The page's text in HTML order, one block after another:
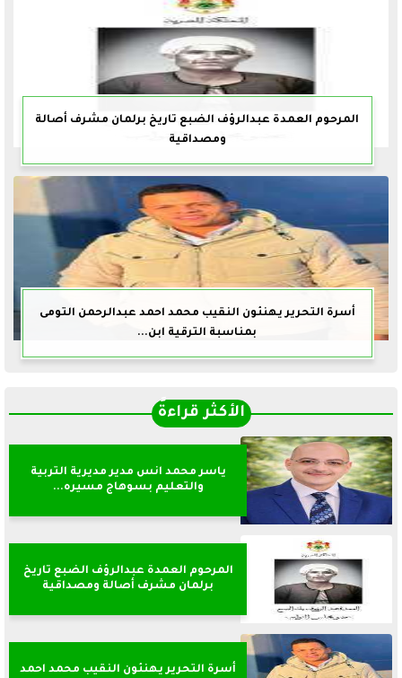
المرحوم العمدة عبدالرؤف الضبع تاريخ برلمان مشرف أصالة
ومصداقية
أسرة التحرير يهنئون النقيب محمد احمد عبدالرحمن التومى
بمناسبة الترقية ابن...
الأكثر قراءةً
ياسر محمد انس مدير مديرية التربية
والتعليم بسوهاج مسيره...
المرحوم العمدة عبدالرؤف الضبع تاريخ
برلمان مشرف أصالة ومصداقية
أسرة التحرير يهنئون النقيب محمد احمد